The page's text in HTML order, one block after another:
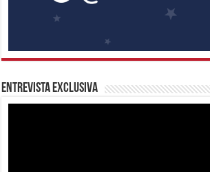
Entrevista Exclusiva